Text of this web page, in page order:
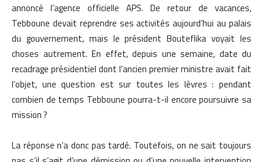
annoncé l’agence officielle APS. De retour de vacances,
Tebboune devait reprendre ses activités aujourd’hui au palais
du gouvernement, mais le président Bouteflika voyait les
choses autrement. En effet, depuis une semaine, date du
recadrage présidentiel dont l’ancien premier ministre avait fait
l’objet, une question est sur toutes les lèvres : pendant
combien de temps Tebboune pourra-t-il encore poursuivre sa
mission ?
La réponse n’a donc pas tardé. Toutefois, on ne sait toujours